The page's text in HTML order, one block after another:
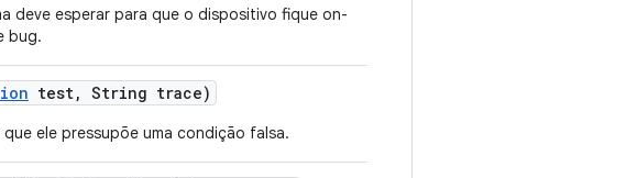
deve esperar para que o dispositivo fique on-
bug.
test, String trace)
ele pressupõe uma condição falsa.